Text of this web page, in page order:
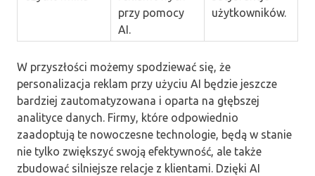
przy pomocy
AI.
użytkowników.
W przyszłości możemy spodziewać się, że
personalizacja reklam przy użyciu AI będzie jeszcze
bardziej zautomatyzowana i oparta na głębszej
analityce danych. Firmy, które odpowiednio
zaadoptują te nowoczesne technologie, będą w stanie
nie tylko zwiększyć swoją efektywność, ale także
zbudować silniejsze relacje z klientami. Dzięki AI